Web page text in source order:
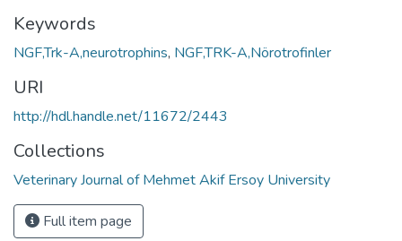
Keywords
NGF,Trk-A,neurotrophins, NGF,TRK-A,Nörotrofinler
URI
http://hdl.handle.net/11672/2443
Collections
Veterinary Journal of Mehmet Akif Ersoy University
Full item page